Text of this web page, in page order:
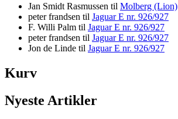
Jan Smidt Rasmussen til Molberg (Lion)
peter frandsen til Jaguar E nr. 926/927
F. Willi Palm til Jaguar E nr. 926/927
peter frandsen til Jaguar E nr. 926/927
Jon de Linde til Jaguar E nr. 926/927
Kurv
Nyeste Artikler